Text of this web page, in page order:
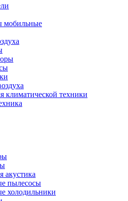
мобильные
климатической техники
акустика
пылесосы
холодильники